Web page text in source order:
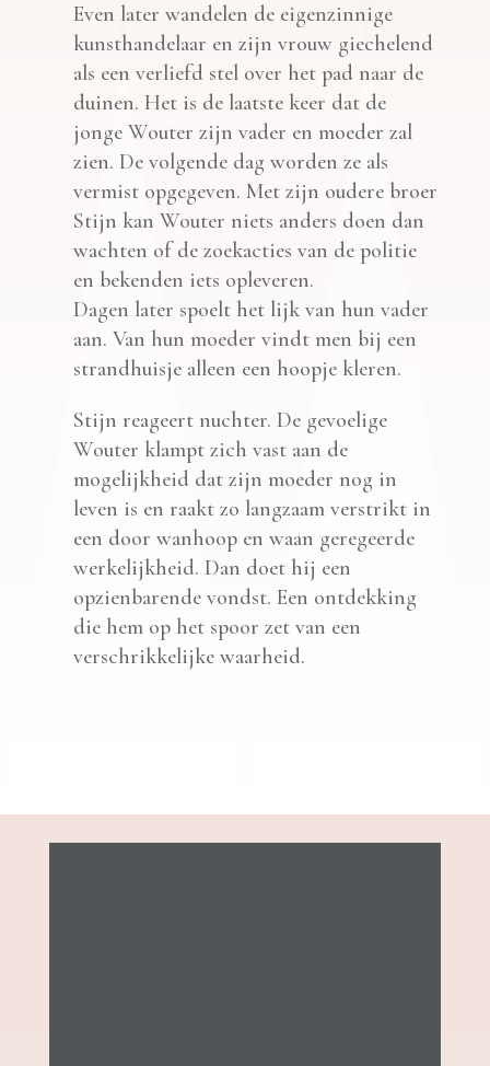
Even later wandelen de eigenzinnige
kunsthandelaar en zijn vrouw giechelend
als een verliefd stel over het pad naar de
duinen. Het is de laatste keer dat de
jonge Wouter zijn vader en moeder zal
zien. De volgende dag worden ze als
vermist opgegeven. Met zijn oudere broer
Stijn kan Wouter niets anders doen dan
wachten of de zoekacties van de politie
en bekenden iets opleveren.
Dagen later spoelt het lijk van hun vader
aan. Van hun moeder vindt men bij een
strandhuisje alleen een hoopje kleren.
Stijn reageert nuchter. De gevoelige
Wouter klampt zich vast aan de
mogelijkheid dat zijn moeder nog in
leven is en raakt zo langzaam verstrikt in
een door wanhoop en waan geregeerde
werkelijkheid. Dan doet hij een
opzienbarende vondst. Een ontdekking
die hem op het spoor zet van een
verschrikkelijke waarheid.